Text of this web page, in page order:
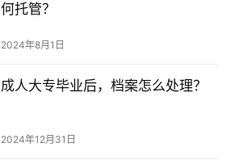
何托管？
2024年8月1日
成人大专毕业后，档案怎么处理？
2024年12月31日